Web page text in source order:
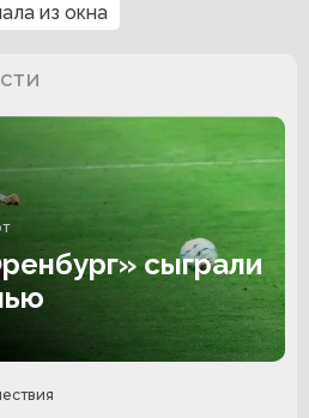
из окна
сыграли